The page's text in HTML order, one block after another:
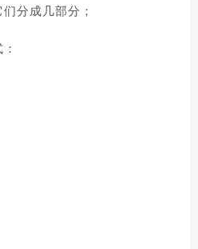
分成几部分；